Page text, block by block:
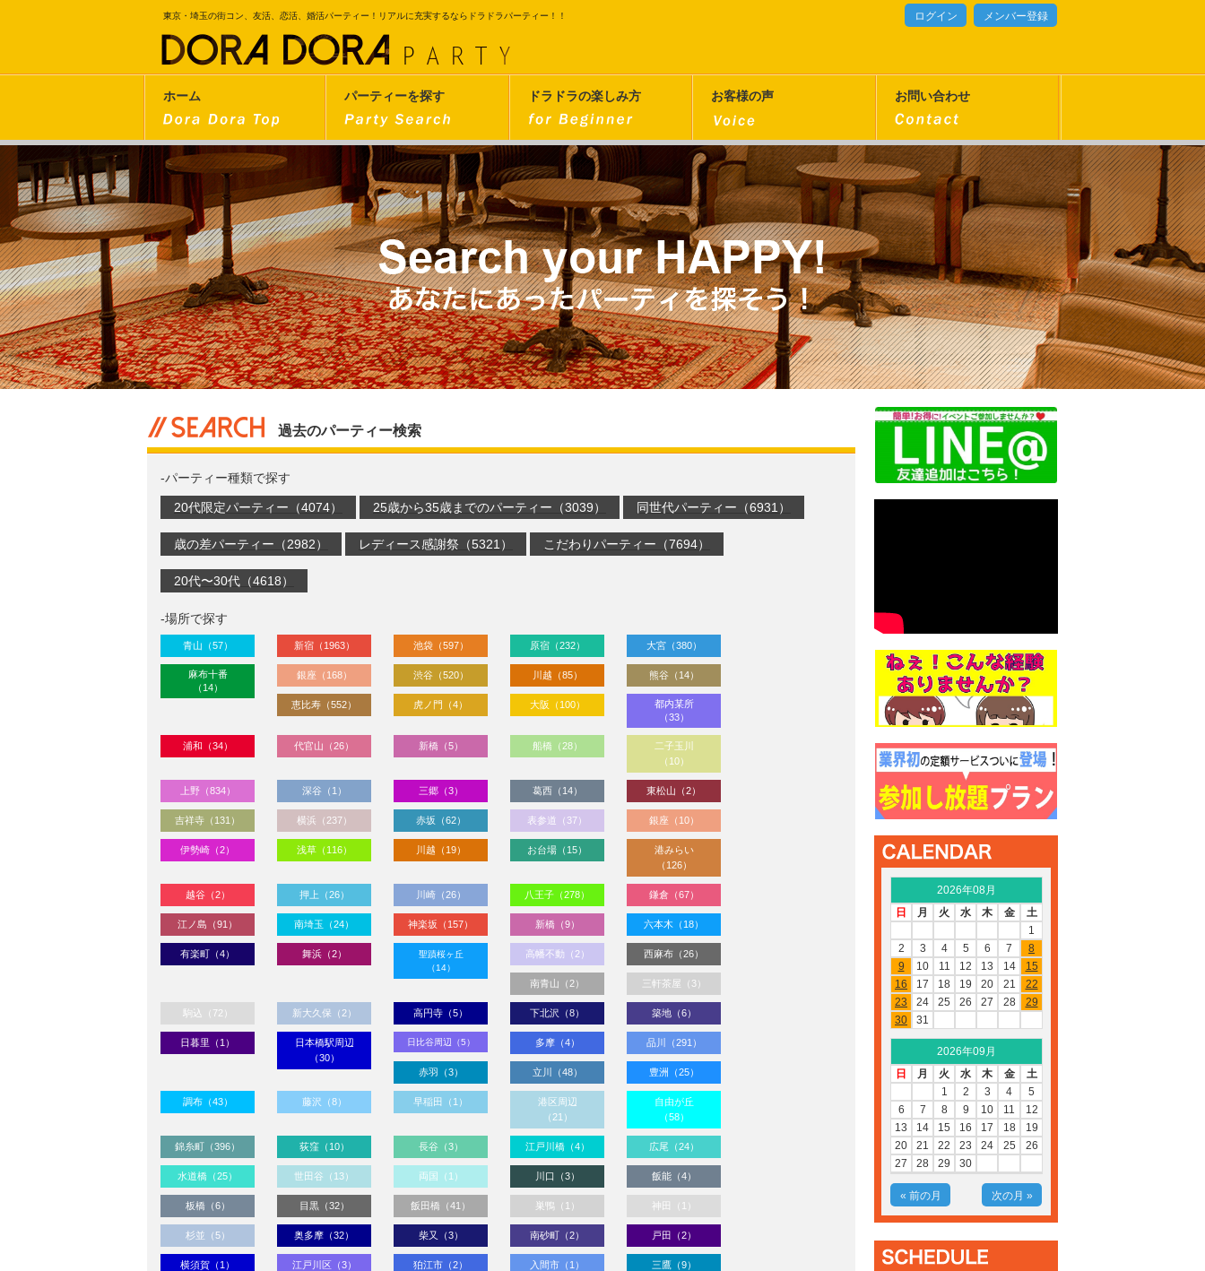
東京・埼玉の街コン、友活、恋活、婚活パーティー！リアルに充実するならドラドラパーティー！！ ログイン メンバー登録
ホーム パーティーを探す ドラドラの楽しみ方 お客様の声 お問い合わせ
過去のパーティー検索
-パーティー種類で探す
20代限定パーティー（4074） 25歳から35歳までのパーティー（3039） 同世代パーティー（6931）
歳の差パーティー（2982） レディース感謝祭（5321） こだわりパーティー（7694）
20代〜30代（4618）
-場所で探す
青山（57） 新宿（1963） 池袋（597） 原宿（232） 大宮（380）
麻布十番
（14）
銀座（168） 渋谷（520） 川越（85） 熊谷（14）
恵比寿（552） 虎ノ門（4） 大阪（100）
都内某所
（33）
浦和（34） 代官山（26） 新橋（5） 船橋（28）
二子玉川
（10）
上野（834） 深谷（1） 三郷（3） 葛西（14） 東松山（2）
吉祥寺（131） 横浜（237） 赤坂（62） 表参道（37） 銀座（10）
伊勢崎（2） 浅草（116） 川越（19） お台場（15）
港みらい
（126）
越谷（2） 押上（26） 川崎（26） 八王子（278） 鎌倉（67）
江ノ島（91） 南埼玉（24） 神楽坂（157） 新橋（9） 六本木（18）
有楽町（4） 舞浜（2）
聖蹟桜ヶ丘
（14）
高幡不動（2） 西麻布（26）
南青山（2） 三軒茶屋（3）
駒込（72） 新大久保（2） 高円寺（5） 下北沢（8） 築地（6）
日暮里（1）
日本橋駅周辺
（30）
日比谷周辺（5） 多摩（4） 品川（291）
赤羽（3） 立川（48） 豊洲（25）
調布（43） 藤沢（8） 早稲田（1）
港区周辺
（21）
自由が丘
（58）
錦糸町（396） 荻窪（10） 長谷（3） 江戸川橋（4） 広尾（24）
水道橋（25） 世田谷（13） 両国（1） 川口（3） 飯能（4）
板橋（6） 目黒（32） 飯田橋（41） 巣鴨（1） 神田（1）
杉並（5） 奥多摩（32） 柴又（3） 南砂町（2） 戸田（2）
横須賀（1） 江戸川区（3） 狛江市（2） 入間市（1） 三鷹（9）
2026年08月
日
月 火 水 木 金
土
1
2
3 4 5 6 7
8
9
10 11 12 13 14
15
16
17 18 19 20 21
22
23
24 25 26 27 28
29
30
31
2026年09月
日
月 火 水 木 金
土
1
2 3 4
5
6
7 8 9 10 11
12
13
14 15 16 17 18
19
20
21 22 23 24 25
26
27
28 29 30
« 前の月 次の月 »